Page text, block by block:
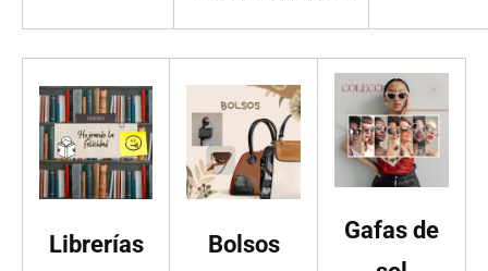
Librerías Bolsos
Gafas de